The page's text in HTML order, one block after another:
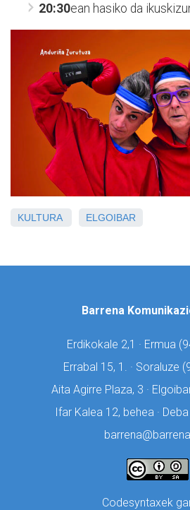
20:30ean hasiko da
KULTURA ELGOIBAR
Barrena
Erdikokale 2,1 · Ermua (
Errabal 15, 1. · Soraluze (
Aita Agirre Plaza, 3 ·
Ifar Kalea 12, behea ·
Codesyntaxek